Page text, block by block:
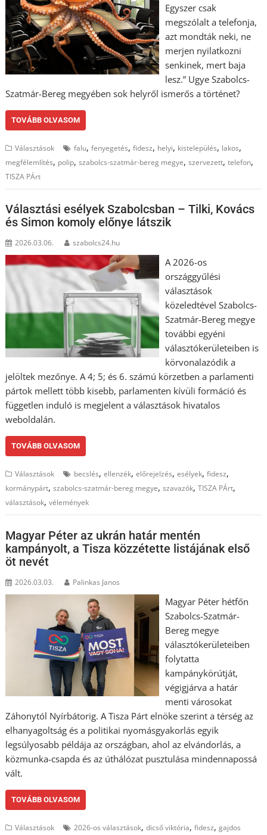
Egyszer csak
megszólalt a telefonja,
azt mondták neki, ne
merjen nyilatkozni
senkinek, mert baja
lesz.” Ugye Szabolcs-
Szatmár-Bereg megyében sok helyről ismerős a történet?
TOVÁBB OLVASOM
Választások falu,fenyegetés,fidesz, helyi, kistelepülés, lakos,
megfélemlítés, polip,szabolcs-szatmár-bereg megye,szervezett,telefon,
TISZA PÁrt
Választási esélyek Szabolcsban – Tilki, Kovács
és Simon komoly előnye látszik
2026.03.06. szabolcs24.hu
A 2026-os
országgyűlési
választások
közeledtével Szabolcs-
Szatmár-Bereg megye
további egyéni
választókerületeiben is
körvonalazódik a
jelöltek mezőnye. A 4; 5; és 6. számú körzetben a parlamenti
pártok mellett több kisebb, parlamenten kívüli formáció és
független induló is megjelent a választások hivatalos
weboldalán.
TOVÁBB OLVASOM
Választások becslés,ellenzék,előrejelzés,esélyek,fidesz,
kormánypárt,szabolcs-szatmár-bereg megye,szavazók,TISZA PÁrt,
választások,vélemények
Magyar Péter az ukrán határ mentén
kampányolt, a Tisza közzétette listájának első
öt nevét
2026.03.03. Palinkas Janos
Magyar Péter hétfőn
Szabolcs-Szatmár-
Bereg megye
választókerületeiben
folytatta
kampánykörútját,
végigjárva a határ
menti városokat
Záhonytól Nyírbátorig. A Tisza Párt elnöke szerint a térség az
elhanyagoltság és a politikai nyomásgyakorlás egyik
legsúlyosabb példája az országban, ahol az elvándorlás, a
közmunka-csapda és az úthálózat pusztulása mindennapossá
vált.
TOVÁBB OLVASOM
Választások 2026-os választások,dicső viktória,fidesz,gajdos